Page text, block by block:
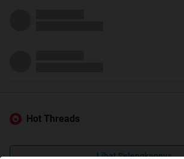
Hot Threads
Lihat Selengkapnya